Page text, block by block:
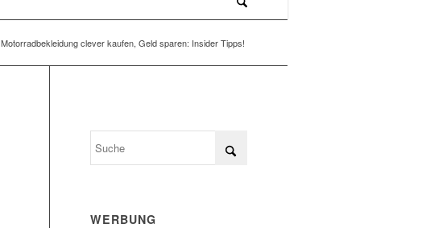
Motorradbekleidung clever kaufen, Geld sparen: Insider Tipps!
WERBUNG